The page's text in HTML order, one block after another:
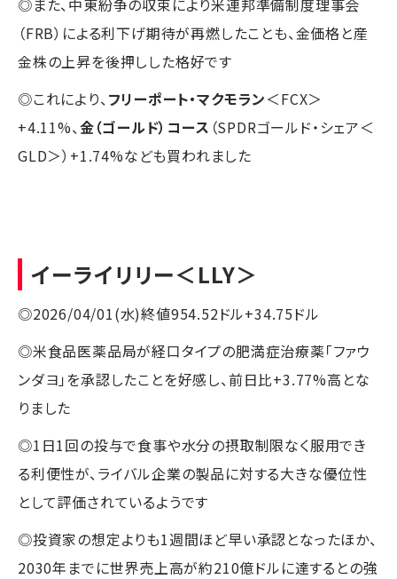
（FRB）による利下げ期待が再燃したことも、金価格と産
金株の上昇を後押しした格好です
◎これにより、 フリーポート・マクモラン＜FCX＞
+4.11%、金（ゴールド）コース （SPDRゴールド・シェア＜
GLD＞）+1.74%なども買われました
イーライリリー＜LLY＞
◎2026/04/01(水)終値954.52ドル+34.75ドル
◎米食品医薬品局が経口タイプの肥満症治療薬「ファウ
ンダヨ」を承認したことを好感し、前日比+3.77%高とな
りました
◎1日1回の投与で食事や水分の摂取制限なく服用でき
る利便性が、ライバル企業の製品に対する大きな優位性
として評価されているようです
◎投資家の想定よりも1週間ほど早い承認となったほか、
2030年までに世界売上高が約210億ドルに達するとの強